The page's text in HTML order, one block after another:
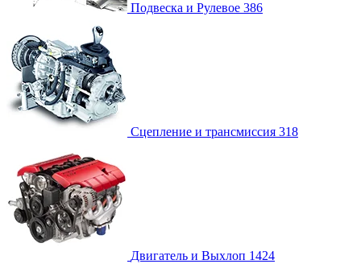
Подвеска и Рулевое 386
Сцепление и трансмиссия 318
Двигатель и Выхлоп 1424